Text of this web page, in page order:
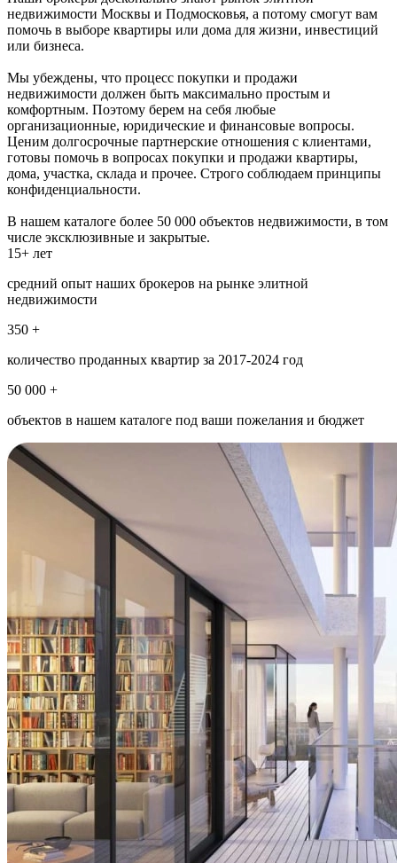
недвижимости Москвы и Подмосковья, а потому смогут вам
помочь в выборе квартиры или дома для жизни, инвестиций
или бизнеса.
Мы убеждены, что процесс покупки и продажи
недвижимости должен быть максимально простым и
комфортным. Поэтому берем на себя любые
организационные, юридические и финансовые вопросы.
Ценим долгосрочные партнерские отношения с клиентами,
готовы помочь в вопросах покупки и продажи квартиры,
дома, участка, склада и прочее. Строго соблюдаем принципы
конфиденциальности.
В нашем каталоге более 50 000 объектов недвижимости, в том
числе эксклюзивные и закрытые.
15+ лет
средний опыт наших брокеров на рынке элитной
недвижимости
350 +
количество проданных квартир за 2017-2024 год
50 000 +
объектов в нашем каталоге под ваши пожелания и бюджет